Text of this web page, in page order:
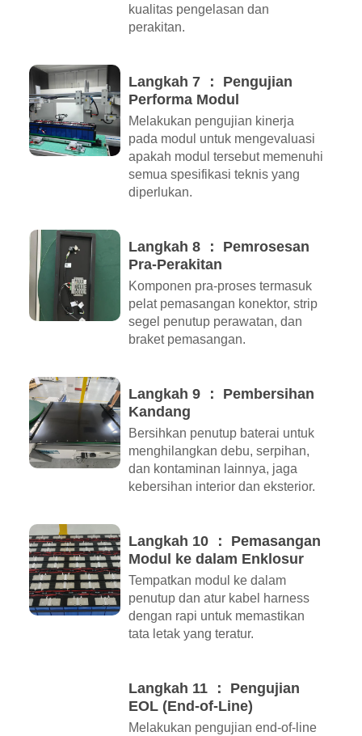
kualitas pengelasan dan
perakitan.
Langkah 7 ： Pengujian
Performa Modul
Melakukan pengujian kinerja
pada modul untuk mengevaluasi
apakah modul tersebut memenuhi
semua spesifikasi teknis yang
diperlukan.
Langkah 8 ： Pemrosesan
Pra-Perakitan
Komponen pra-proses termasuk
pelat pemasangan konektor, strip
segel penutup perawatan, dan
braket pemasangan.
Langkah 9 ： Pembersihan
Kandang
Bersihkan penutup baterai untuk
menghilangkan debu, serpihan,
dan kontaminan lainnya, jaga
kebersihan interior dan eksterior.
Langkah 10 ： Pemasangan
Modul ke dalam Enklosur
Tempatkan modul ke dalam
penutup dan atur kabel harness
dengan rapi untuk memastikan
tata letak yang teratur.
Langkah 11 ： Pengujian
EOL (End-of-Line)
Melakukan pengujian end-of-line